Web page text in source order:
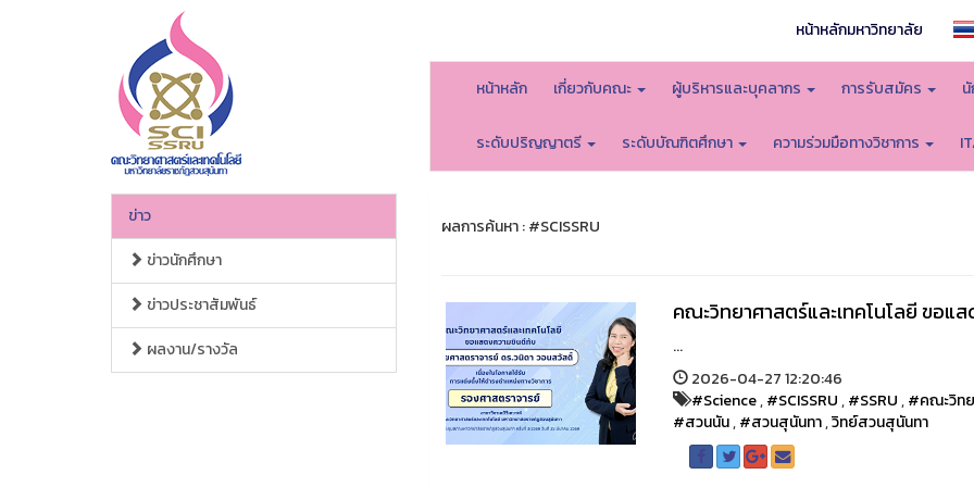
หน้าหลักมหาวิทยาลัย
หน้าหลัก เกี่ยวกับคณะ ผู้บริหารและบุคลากร การรับสมัคร
ระดับปริญญาตรี ระดับบัณฑิตศึกษา ความร่วมมือทางวิชาการ
ข่าว
ข่าวนักศึกษา
ข่าวประชาสัมพันธ์
ผลงาน/รางวัล
ผลการค้นหา : #SCISSRU
คณะวิทยาศาสตร์และเทคโนโลยี ขอ
...
2026-04-27 12:20:46
#Science,#SCISSRU,#SSRU,#คณะวิทย
#สวนนัน,#สวนสุนันทา,วิทย์สวนสุนันทา